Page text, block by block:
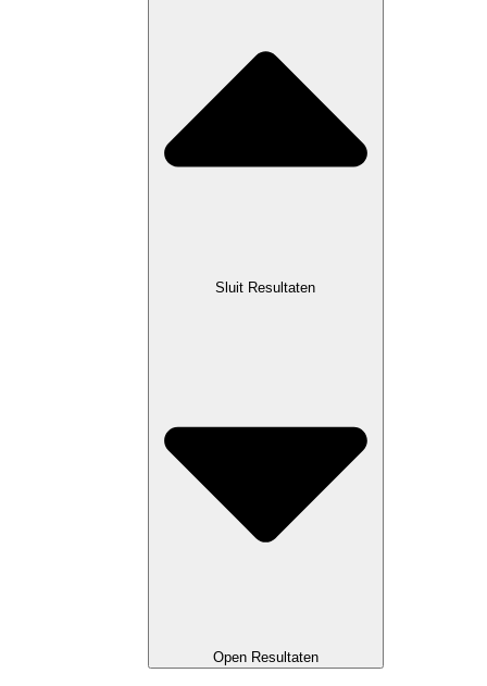
Sluit Resultaten
Open Resultaten